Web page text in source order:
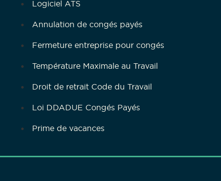
Logiciel ATS
Annulation de congés payés
Fermeture entreprise pour congés
Température Maximale au Travail
Droit de retrait Code du Travail
Loi DDADUE Congés Payés
Prime de vacances